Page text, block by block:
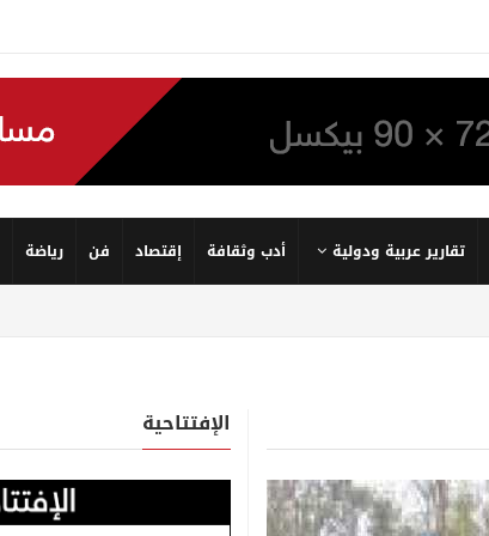
تقارير عربية ودولية أدب وثقافة إقتصاد فن رياضة
الإفتتاحية